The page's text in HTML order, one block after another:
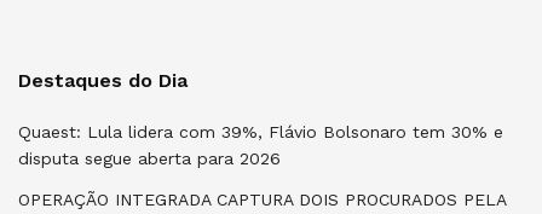
Destaques do Dia
Quaest: Lula lidera com 39%, Flávio Bolsonaro tem 30% e
disputa segue aberta para 2026
OPERAÇÃO INTEGRADA CAPTURA DOIS PROCURADOS PELA